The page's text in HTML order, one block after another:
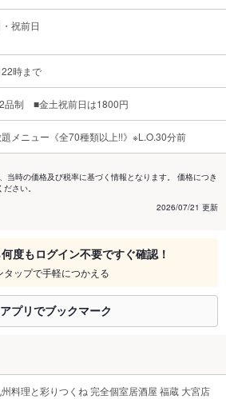
祝前日
時まで
品制 ■金土祝前日は1800円
メニュー《全70種類以上!!》※L.O.30分前
当時の価格及び税率に基づく情報となります。 価格につき
さい。
2026/07/21 更新
度もログイン不要ですぐ確認！
タップで手軽につかえる
アプリでブックマーク
州料理と彩りつくね 完全個室居酒屋 福蔵 大宮店